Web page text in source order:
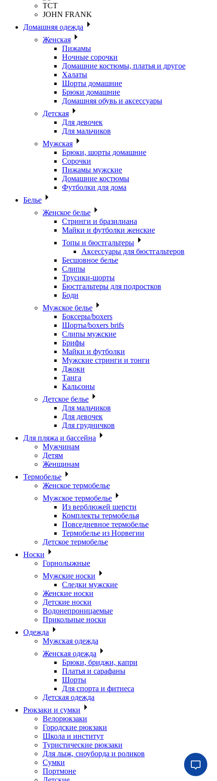
ТСТ
JOHN FRANK
Домашняя одежда
Женская
Пижамы
Ночные сорочки
Домашние костюмы, платья и другое
Халаты
Шорты домашние
Брюки домашние
Домашняя обувь и аксессуары
Детская
Для девочек
Для мальчиков
Мужская
Брюки, шорты домашние
Сорочки
Пижамы мужские
Домашние костюмы
Футболки для дома
Белье
Женское белье
Стринги и бразилиана
Майки и футболки женские
Топы и бюстгальтеры
Аксессуары для бюстгальтеров
Бесшовное белье
Слипы
Трусики-шорты
Бюстгальтеры для подростков
Боди
Мужское белье
Боксеры/boxers
Шорты/boxers brifs
Слипы мужские
Брифы
Майки и футболки
Мужские стринги и тонги
Джоки
Танга
Кальсоны
Детское белье
Для мальчиков
Для девочек
Для грудничков
Для пляжа и бассейна
Мужчинам
Детям
Женщинам
Термобелье
Женское термобелье
Мужское термобелье
Из верблюжей шерсти
Комплекты термобелья
Повседневное термобелье
Термобелье из Норвегии
Детское термобелье
Носки
Горнолыжные
Мужские носки
Следки мужские
Женские носки
Детские носки
Водонепроницаемые
Прикольные носки
Одежда
Мужская одежда
Женская одежда
Брюки, бриджи, капри
Платья и сарафаны
Шорты
Для спорта и фитнеса
Детская одежда
Рюкзаки и сумки
Велорюкзаки
Городские рюкзаки
Школа и институт
Туристические рюкзаки
Для лыж, сноуборда и роликов
Сумки
Портмоне